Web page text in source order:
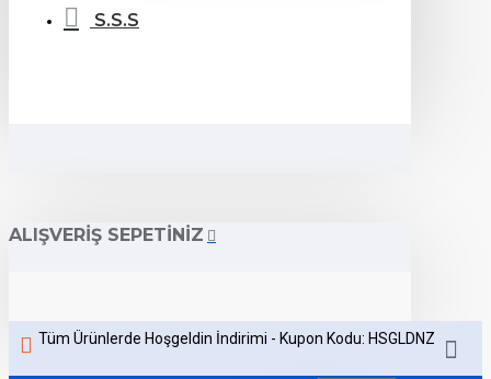
S.S.S
ALIŞVERIŞ SEPETINIZ
Tüm Ürünlerde Hoşgeldin İndirimi - Kupon Kodu: HSGLDNZ